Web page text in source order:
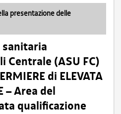
presentazione delle
sanitaria
Centrale (ASU FC)
di ELEVATA
– Area del
qualificazione